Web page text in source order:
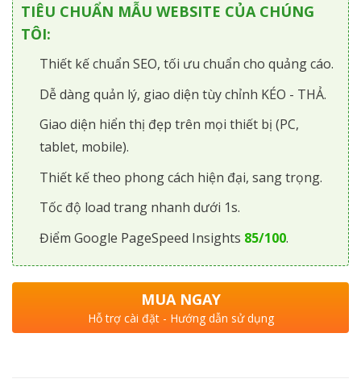
TIÊU CHUẨN MẪU WEBSITE CỦA CHÚNG
TÔI:
Thiết kế chuẩn SEO, tối ưu chuẩn cho quảng cáo.
Dễ dàng quản lý, giao diện tùy chỉnh KÉO - THẢ.
Giao diện hiển thị đẹp trên mọi thiết bị (PC,
tablet, mobile).
Thiết kế theo phong cách hiện đại, sang trọng.
Tốc độ load trang nhanh dưới 1s.
Điểm Google PageSpeed Insights 85/100.
MUA NGAY
Hỗ trợ cài đặt - Hướng dẫn sử dụng